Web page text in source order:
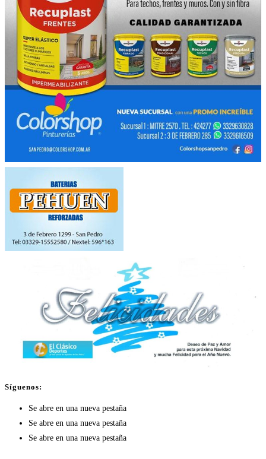
Síguenos:
Se abre en una nueva pestaña
Se abre en una nueva pestaña
Se abre en una nueva pestaña